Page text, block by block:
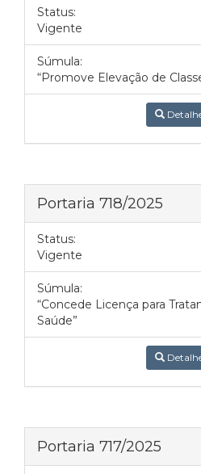
Status:
Vigente
Súmula:
“Promove Elevação de
Portaria 718/2025
Status:
Vigente
Súmula:
“Concede Licença para
Saúde”
Portaria 717/2025